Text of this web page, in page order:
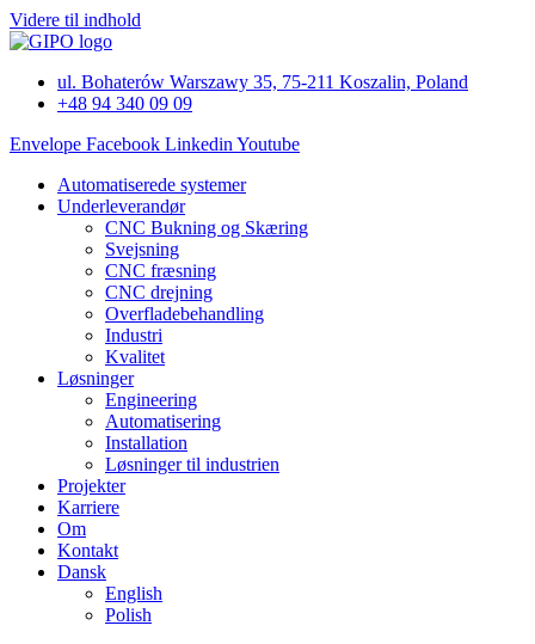
Videre til indhold
ul. Bohaterów Warszawy 35, 75-211 Koszalin, Poland
+48 94 340 09 09
Envelope Facebook Linkedin Youtube
Automatiserede systemer
Underleverandør
CNC Bukning og Skæring
Svejsning
CNC fræsning
CNC drejning
Overfladebehandling
Industri
Kvalitet
Løsninger
Engineering
Automatisering
Installation
Løsninger til industrien
Projekter
Karriere
Om
Kontakt
Dansk
English
Polish